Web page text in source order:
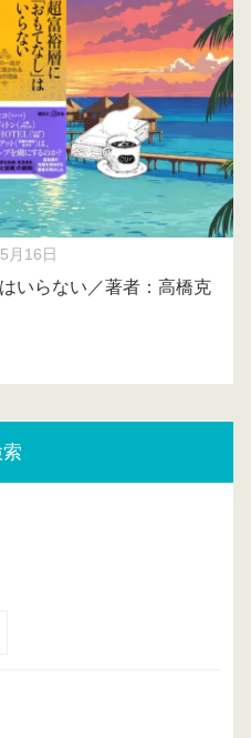
月16日
いらない／著者：高橋克